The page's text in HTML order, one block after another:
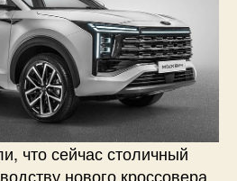
что сейчас столичный
нового кроссовера